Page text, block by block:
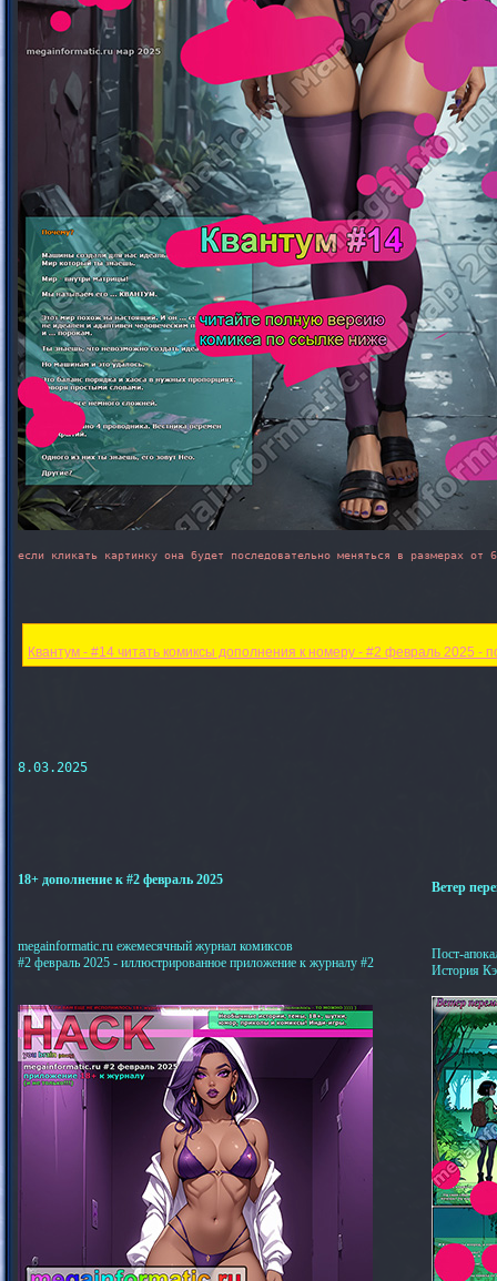
если кликать картинку она будет последовательно меняться в размерах от
Квантум - #14 читать комиксы дополнения к номеру - #2 февраль 2025 -
8.03.2025
18+ дополнение к #2 февраль 2025
megainformatic.ru ежемесячный журнал комиксов
#2 февраль 2025 - иллюстрированное приложение к журналу #2
Ветер
Пост-
История